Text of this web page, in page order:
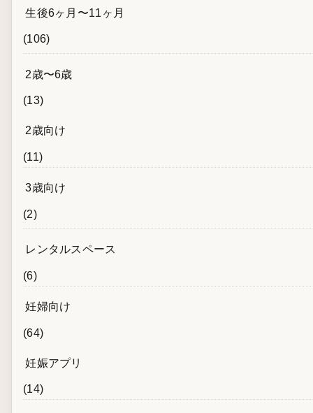
生後6ヶ月〜11ヶ月
(106)
2歳〜6歳
(13)
2歳向け
(11)
3歳向け
(2)
レンタルスペース
(6)
妊婦向け
(64)
妊娠アプリ
(14)